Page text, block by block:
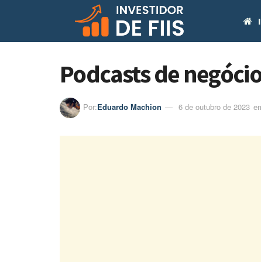
Podcasts de
Por:Eduardo Machion 6 de outubro de 2023